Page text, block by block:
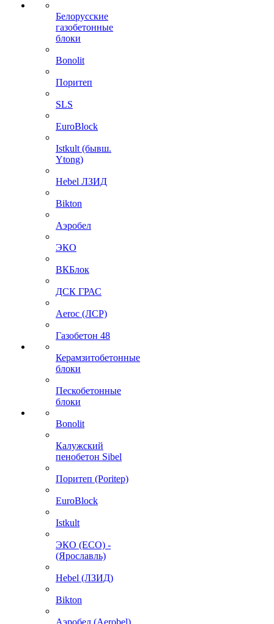
Белорусские
газобетонные
блоки
Bonolit
Поритеп
SLS
EuroBlock
Istkult (бывш.
Ytong)
Hebel ЛЗИД
Bikton
Аэробел
ЭКО
ВКБлок
ДСК ГРАС
Aeroc (ЛСР)
Газобетон 48
Керамзитобетонные
блоки
Пескобетонные
блоки
Bonolit
Калужский
пенобетон Sibel
Поритеп (Poritep)
EuroBlock
Istkult
ЭКО (ECO) -
(Ярославль)
Hebel (ЛЗИД)
Bikton
Аэробел (Aerobel)